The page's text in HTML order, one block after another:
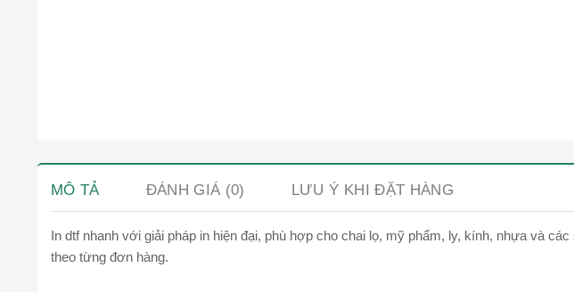
MÔ TẢ ĐÁNH GIÁ (0) LƯU Ý KHI ĐẶT HÀNG
In dtf nhanh với giải pháp in hiện đại, phù hợp cho chai lọ, mỹ phẩm, ly, kính, nhựa và
theo từng đơn hàng.